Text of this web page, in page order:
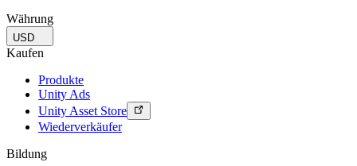
Währung
USD
Kaufen
Produkte
Unity Ads
Unity Asset Store
Wiederverkäufer
Bildung